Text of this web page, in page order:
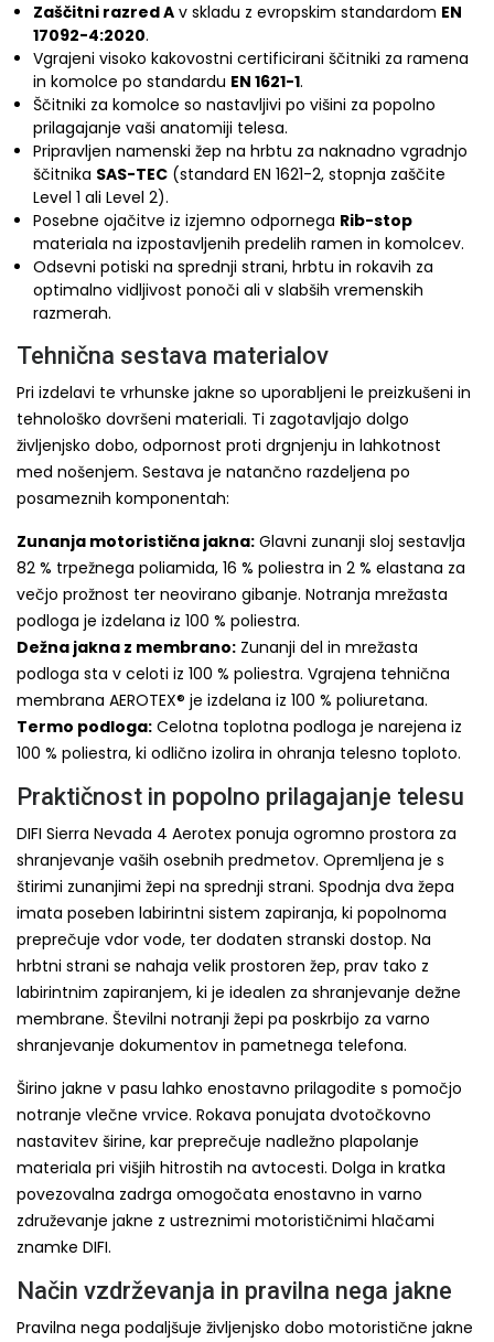
Zaščitni razred A v skladu z evropskim standardom EN
17092-4:2020.
Vgrajeni visoko kakovostni certificirani ščitniki za ramena
in komolce po standardu EN 1621-1.
Ščitniki za komolce so nastavljivi po višini za popolno
prilagajanje vaši anatomiji telesa.
Pripravljen namenski žep na hrbtu za naknadno vgradnjo
ščitnika SAS-TEC (standard EN 1621-2, stopnja zaščite
Level 1 ali Level 2).
Posebne ojačitve iz izjemno odpornega Rib-stop
materiala na izpostavljenih predelih ramen in komolcev.
Odsevni potiski na sprednji strani, hrbtu in rokavih za
optimalno vidljivost ponoči ali v slabših vremenskih
razmerah.
Tehnična sestava materialov
Pri izdelavi te vrhunske jakne so uporabljeni le preizkušeni in
tehnološko dovršeni materiali. Ti zagotavljajo dolgo
življenjsko dobo, odpornost proti drgnjenju in lahkotnost
med nošenjem. Sestava je natančno razdeljena po
posameznih komponentah:
Zunanja motoristična jakna: Glavni zunanji sloj sestavlja
82 % trpežnega poliamida, 16 % poliestra in 2 % elastana za
večjo prožnost ter neovirano gibanje. Notranja mrežasta
podloga je izdelana iz 100 % poliestra.
Dežna jakna z membrano: Zunanji del in mrežasta
podloga sta v celoti iz 100 % poliestra. Vgrajena tehnična
membrana AEROTEX® je izdelana iz 100 % poliuretana.
Termo podloga: Celotna toplotna podloga je narejena iz
100 % poliestra, ki odlično izolira in ohranja telesno toploto.
Praktičnost in popolno prilagajanje telesu
DIFI Sierra Nevada 4 Aerotex ponuja ogromno prostora za
shranjevanje vaših osebnih predmetov. Opremljena je s
štirimi zunanjimi žepi na sprednji strani. Spodnja dva žepa
imata poseben labirintni sistem zapiranja, ki popolnoma
preprečuje vdor vode, ter dodaten stranski dostop. Na
hrbtni strani se nahaja velik prostoren žep, prav tako z
labirintnim zapiranjem, ki je idealen za shranjevanje dežne
membrane. Številni notranji žepi pa poskrbijo za varno
shranjevanje dokumentov in pametnega telefona.
Širino jakne v pasu lahko enostavno prilagodite s pomočjo
notranje vlečne vrvice. Rokava ponujata dvotočkovno
nastavitev širine, kar preprečuje nadležno plapolanje
materiala pri višjih hitrostih na avtocesti. Dolga in kratka
povezovalna zadrga omogočata enostavno in varno
združevanje jakne z ustreznimi motorističnimi hlačami
znamke DIFI.
Način vzdrževanja in pravilna nega jakne
Pravilna nega podaljšuje življenjsko dobo motoristične jakne